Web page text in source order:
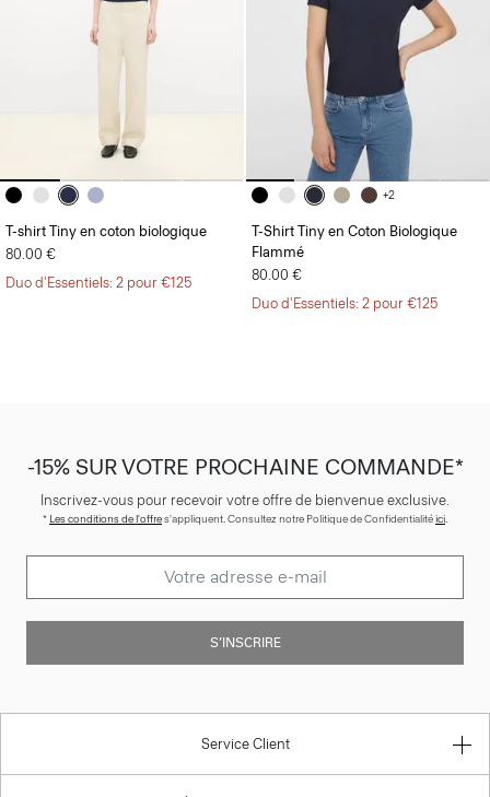
T-shirt Tiny en coton biologique
80.00 €
Duo d'Essentiels: 2 pour €125
+2
T-Shirt Tiny en Coton Biologique
Flammé
80.00 €
Duo d'Essentiels: 2 pour €125
-15% SUR VOTRE PROCHAINE COMMANDE*
Inscrivez-vous pour recevoir votre offre de bienvenue exclusive.
* Les conditions de l'offres'appliquent. Consultez notre Politique de Confidentialitéici
S’INSCRIRE
Service Client